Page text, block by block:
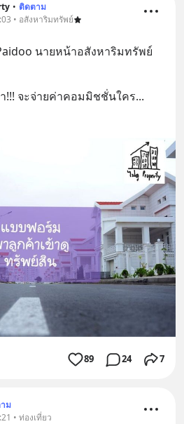
• ติดตาม
• อสังหาริมทรัพย์
นายหน้าอสังหาริมทรัพย์
!!! จะจ่ายค่าคอมมิชชั่นใคร
89 24 7
ม
• ท่องเที่ยว